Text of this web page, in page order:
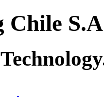
Chile